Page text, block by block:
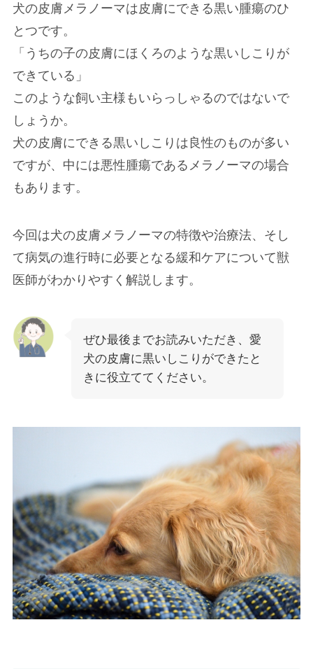
犬の皮膚メラノーマは皮膚にできる黒い腫瘍のひ
とつです。
「うちの子の皮膚にほくろのような黒いしこりが
できている」
このような飼い主様もいらっしゃるのではないで
しょうか。
犬の皮膚にできる黒いしこりは良性のものが多い
ですが、中には悪性腫瘍であるメラノーマの場合
もあります。
今回は犬の皮膚メラノーマの特徴や治療法、そし
て病気の進行時に必要となる緩和ケアについて獣
医師がわかりやすく解説します。
ぜひ最後までお読みいただき、愛
犬の皮膚に黒いしこりができたと
きに役立ててください。